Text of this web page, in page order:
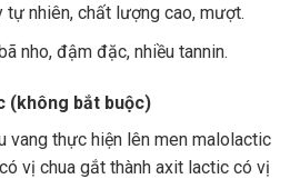
tự nhiên, chất lượng cao, mượt.
nho, đậm đặc, nhiều tannin.
(không bắt buộc)
vang thực hiện lên men malolactic
vị chua gắt thành axit lactic có vị